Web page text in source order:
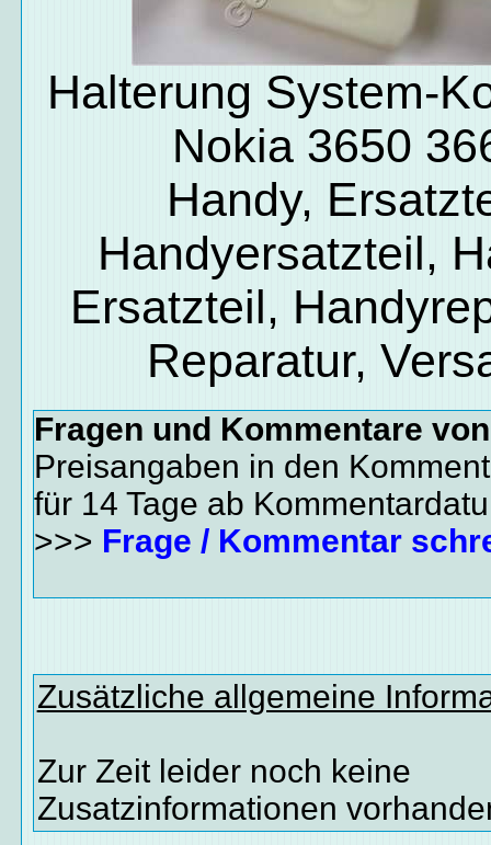
Halterung System-
Nokia 3650
Handy,
Handyersatzteil,
Ersatzteil,
Reparatur,
Fragen und Kommentare
Preisangaben in den
für 14 Tage ab
>>> Frage / Kommentar
Zusätzliche allgemeine
Zur Zeit leider noch keine
Zusatzinformationen